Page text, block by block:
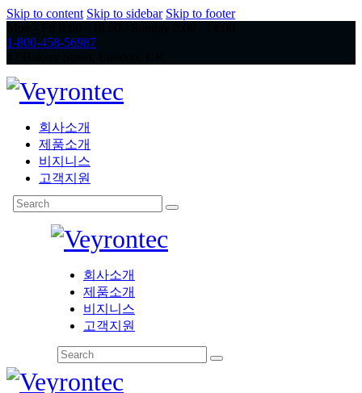
Skip to content Skip to sidebar Skip to footer
1-800-458-56987
회사소개
제품소개
비지니스
고객지원
회사소개
제품소개
비지니스
고객지원